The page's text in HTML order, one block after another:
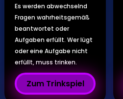
Es werden abwechselnd
Fragen wahrheitsgemäß
beantwortet oder
Aufgaben erfüllt. Wer lügt
oder eine Aufgabe nicht
erfüllt, muss trinken.
Zum Trinkspiel